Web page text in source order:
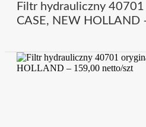
Filtr hydrauliczny 40701
CASE, NEW